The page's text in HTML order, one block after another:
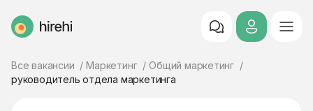
HireHi
Все вакансии Маркетинг
Общий маркетинг
руководитель отдела маркетинга